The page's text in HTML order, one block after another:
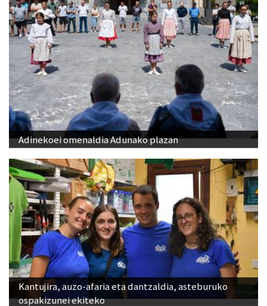
Adinekoei omenaldia Adunako plazan
Kantujira, auzo-afaria eta dantzaldia, asteburuko
ospakizunei ekiteko